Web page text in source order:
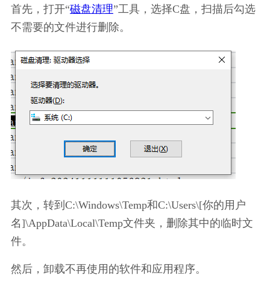
首先，打开“磁盘清理”工具，选择C盘，扫描后勾选
不需要的文件进行删除。
其次，转到C:\Windows\Temp和C:\Users\[你的用户
名]\AppData\Local\Temp文件夹，删除其中的临时文
件。
然后，卸载不再使用的软件和应用程序。